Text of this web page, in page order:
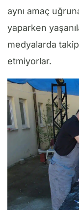
aynı amaç
yaparken
medyalarda
etmiyorlar.